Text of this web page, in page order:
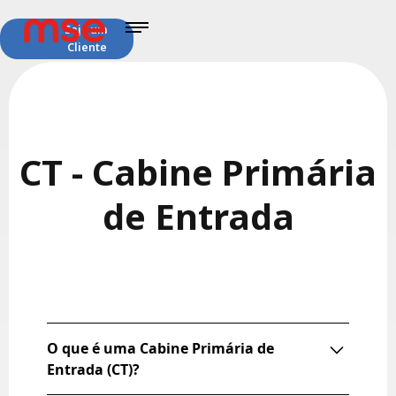
Seja um
Cliente
CT - Cabine Primária
de Entrada
O que é uma Cabine Primária de
Entrada (CT)?